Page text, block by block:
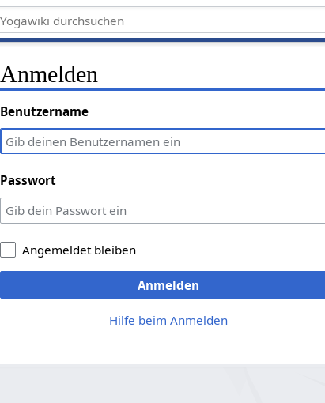
Anmelden
Benutzername
Passwort
Angemeldet bleiben
Anmelden
Hilfe beim Anmelden